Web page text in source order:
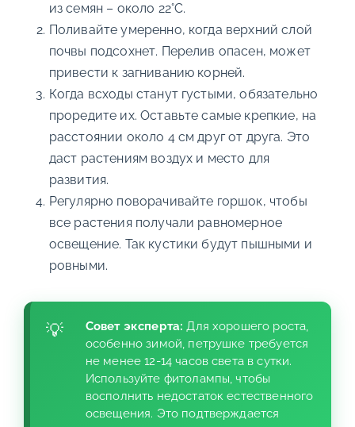
из семян – около 22°C.
Поливайте умеренно, когда верхний слой
почвы подсохнет. Перелив опасен, может
привести к загниванию корней.
Когда всходы станут густыми, обязательно
проредите их. Оставьте самые крепкие, на
расстоянии около 4 см друг от друга. Это
даст растениям воздух и место для
развития.
Регулярно поворачивайте горшок, чтобы
все растения получали равномерное
освещение. Так кустики будут пышными и
ровными.
Совет эксперта: Для хорошего роста,
особенно зимой, петрушке требуется
не менее 12-14 часов света в сутки.
Используйте фитолампы, чтобы
восполнить недостаток естественного
освещения. Это подтверждается